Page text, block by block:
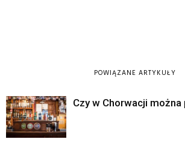
POWIĄZANE ARTYKUŁY
Czy w Chorwacji